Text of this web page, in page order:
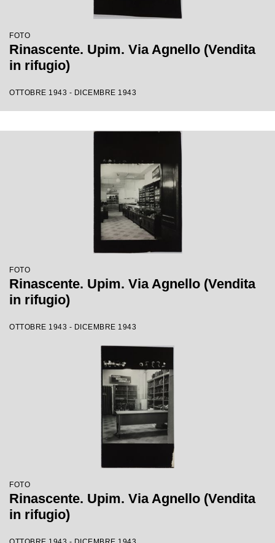
FOTO
Rinascente. Upim. Via Agnello (Vendita
in rifugio)
OTTOBRE 1943 - DICEMBRE 1943
FOTO
Rinascente. Upim. Via Agnello (Vendita
in rifugio)
OTTOBRE 1943 - DICEMBRE 1943
FOTO
Rinascente. Upim. Via Agnello (Vendita
in rifugio)